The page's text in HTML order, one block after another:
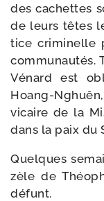
des cachettes
de leurs têtes
tice cri­mi­nelle
com­mu­nau­tés.
Vénard est
Hoang-​
vicaire de la
dans la paix du
Quelques
zèle de
défunt.